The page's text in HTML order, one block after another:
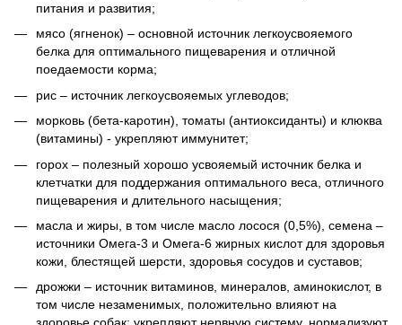
питания и развития;
мясо (ягненок) – основной источник легкоусвояемого
белка для оптимального пищеварения и отличной
поедаемости корма;
рис – источник легкоусвояемых углеводов;
морковь (бета-каротин), томаты (антиоксиданты) и клюква
(витамины) - укрепляют иммунитет;
горох – полезный хорошо усвояемый источник белка и
клетчатки для поддержания оптимального веса, отличного
пищеварения и длительного насыщения;
масла и жиры, в том числе масло лосося (0,5%), семена –
источники Омега-3 и Омега-6 жирных кислот для здоровья
кожи, блестящей шерсти, здоровья сосудов и суставов;
дрожжи – источник витаминов, минералов, аминокислот, в
том числе незаменимых, положительно влияют на